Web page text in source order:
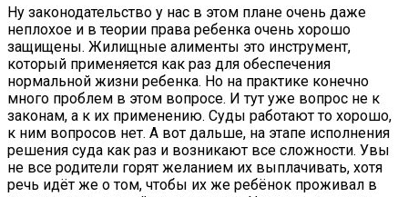
Ну законодательство у нас в этом плане очень даже
неплохое и в теории права ребенка очень хорошо
защищены. Жилищные алименты это инструмент,
который применяется как раз для обеспечения
нормальной жизни ребенка. Но на практике конечно
много проблем в этом вопросе. И тут уже вопрос не к
законам, а к их применению. Суды работают то хорошо,
к ним вопросов нет. А вот дальше, на этапе исполнения
решения суда как раз и возникают все сложности. Увы
не все родители горят желанием их выплачивать, хотя
речь идёт же о том, чтобы их же ребёнок проживал в